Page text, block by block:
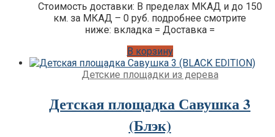
Стоимость доставки: В пределах МКАД и до 150
км. за МКАД – 0 руб. подробнее смотрите
ниже: вкладка = Доставка =
В корзину
Детские площадки из дерева
Детская площадка Савушка 3
(Блэк)